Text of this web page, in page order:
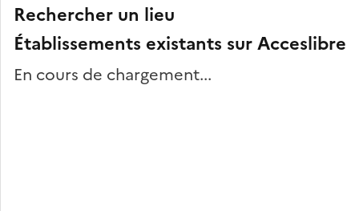
Rechercher un lieu
Établissements existants sur Acceslibre
En cours de chargement...